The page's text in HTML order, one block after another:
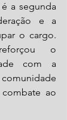
é a segunda
e a
o cargo.
o
com a
ao